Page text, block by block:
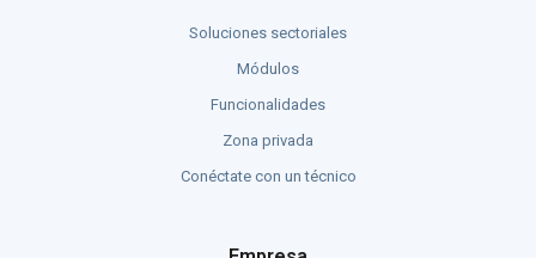
Soluciones sectoriales
Módulos
Funcionalidades
Zona privada
Conéctate con un técnico